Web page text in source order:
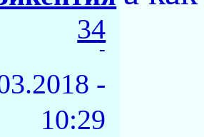
34
-
-
10:29